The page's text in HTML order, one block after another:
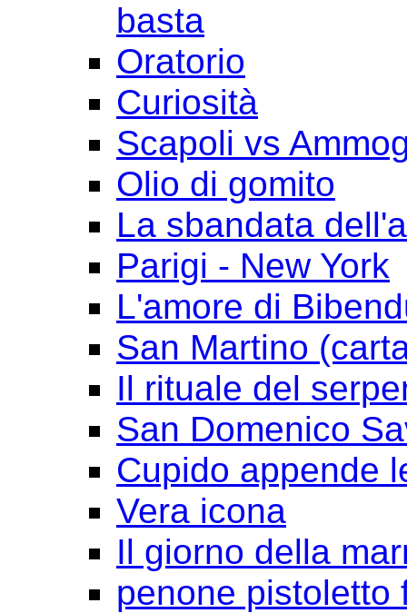
basta
Oratorio
Curiosità
Scapoli vs
Olio di gomito
La sbandata
Parigi - New York
L'amore di
San Martino
Il rituale del
San Domenico
Cupido appende
Vera icona
Il giorno della
penone pistoletto